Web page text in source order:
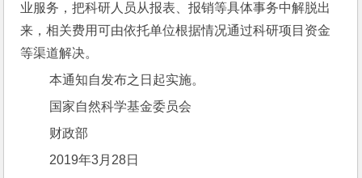
业服务，把科研人员从报表、报销等具体事务中解脱出
来，相关费用可由依托单位根据情况通过科研项目资金
等渠道解决。
本通知自发布之日起实施。
国家自然科学基金委员会
财政部
2019年3月28日